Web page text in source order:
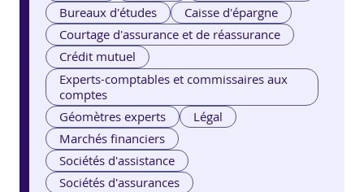
Bureaux d'études
Caisse d'épargne
Courtage d'assurance et de réassurance
Crédit mutuel
Experts-comptables et commissaires aux
comptes
Géomètres experts
Légal
Marchés financiers
Sociétés d'assistance
Sociétés d'assurances